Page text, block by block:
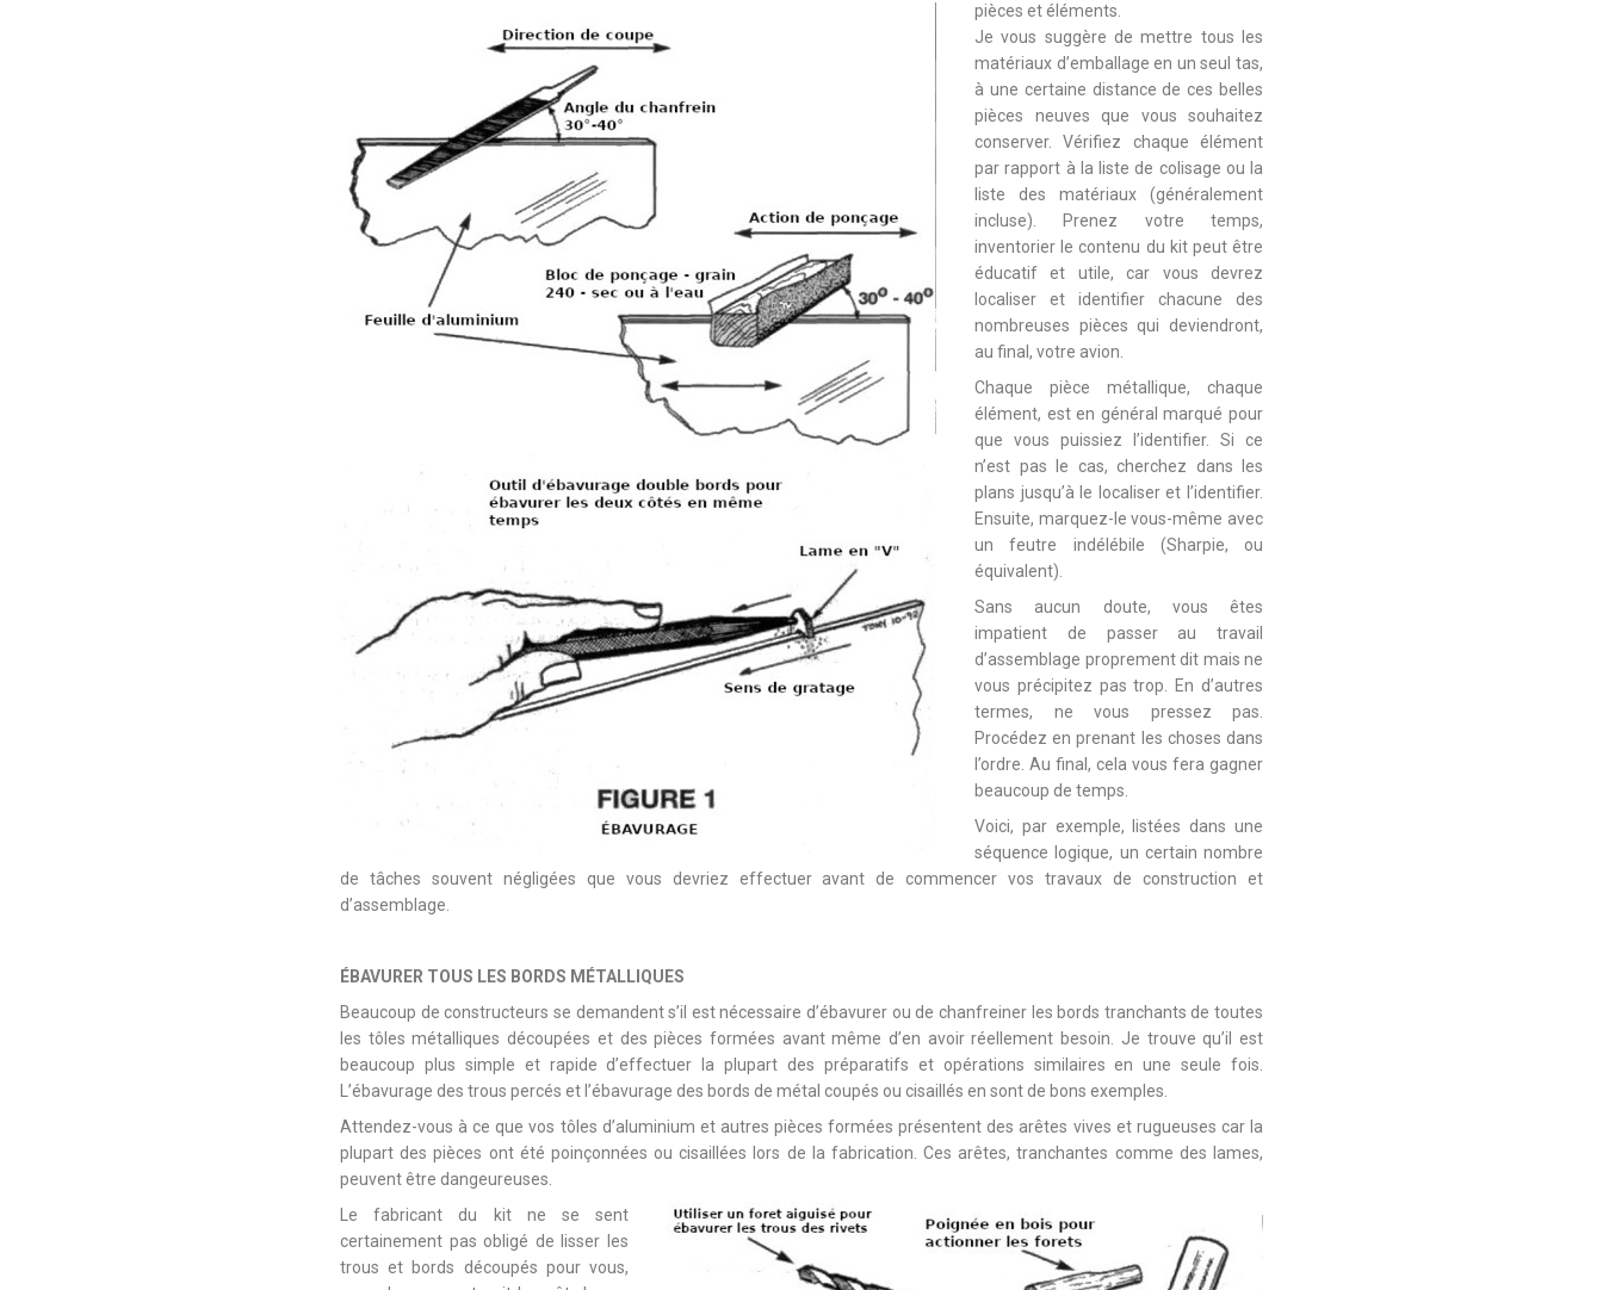
pièces et éléments.
Je vous suggère de mettre tous les
matériaux d’emballage en un seul tas,
à une certaine distance de ces belles
pièces neuves que vous souhaitez
conserver. Vérifiez chaque élément
par rapport à la liste de colisage ou la
liste des matériaux (généralement
incluse). Prenez votre temps,
inventorier le contenu du kit peut être
éducatif et utile, car vous devrez
localiser et identifier chacune des
nombreuses pièces qui deviendront,
au final, votre avion.
Chaque pièce métallique, chaque
élément, est en général marqué pour
que vous puissiez l’identifier. Si ce
n’est pas le cas, cherchez dans les
plans jusqu’à le localiser et l’identifier.
Ensuite, marquez-le vous-même avec
un feutre indélébile (Sharpie, ou
équivalent).
Sans aucun doute, vous êtes
impatient de passer au travail
d’assemblage proprement dit mais ne
vous précipitez pas trop. En d’autres
termes, ne vous pressez pas.
Procédez en prenant les choses dans
l’ordre. Au final, cela vous fera gagner
beaucoup de temps.
Voici, par exemple, listées dans une
séquence logique, un certain nombre
de tâches souvent négligées que vous devriez effectuer avant de commencer vos travaux de construction et
d’assemblage.
ÉBAVURER TOUS LES BORDS MÉTALLIQUES
Beaucoup de constructeurs se demandent s’il est nécessaire d’ébavurer ou de chanfreiner les bords tranchants de toutes
les tôles métalliques découpées et des pièces formées avant même d’en avoir réellement besoin. Je trouve qu’il est
beaucoup plus simple et rapide d’effectuer la plupart des préparatifs et opérations similaires en une seule fois.
L’ébavurage des trous percés et l’ébavurage des bords de métal coupés ou cisaillés en sont de bons exemples.
Attendez-vous à ce que vos tôles d’aluminium et autres pièces formées présentent des arêtes vives et rugueuses car la
plupart des pièces ont été poinçonnées ou cisaillées lors de la fabrication. Ces arêtes, tranchantes comme des lames,
peuvent être dangeureuses.
Le fabricant du kit ne se sent
certainement pas obligé de lisser les
trous et bords découpés pour vous,